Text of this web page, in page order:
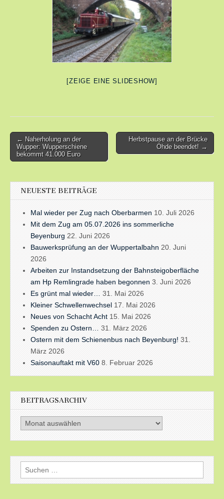
[ZEIGE EINE SLIDESHOW]
Post
navigation
← Naherholung an der
Wupper: Wupperschiene
bekommt 41.000 Euro
Herbstpause an der Brücke
Öhde beendet! →
NEUESTE BEITRÄGE
Mal wieder per Zug nach Oberbarmen 10. Juli 2026
Mit dem Zug am 05.07.2026 ins sommerliche
Beyenburg 22. Juni 2026
Bauwerksprüfung an der Wuppertalbahn 20. Juni
2026
Arbeiten zur Instandsetzung der Bahnsteigoberfläche
am Hp Remlingrade haben begonnen 3. Juni 2026
Es grünt mal wieder…
31. Mai 2026
Kleiner Schwellenwechsel 17. Mai 2026
Neues von Schacht Acht 15. Mai 2026
Spenden zu Ostern…
31. März 2026
Ostern mit dem Schienenbus nach Beyenburg! 31.
März 2026
Saisonauftakt mit V60 8. Februar 2026
BEITRAGSARCHIV
Beitragsarchiv
Suchen
nach: